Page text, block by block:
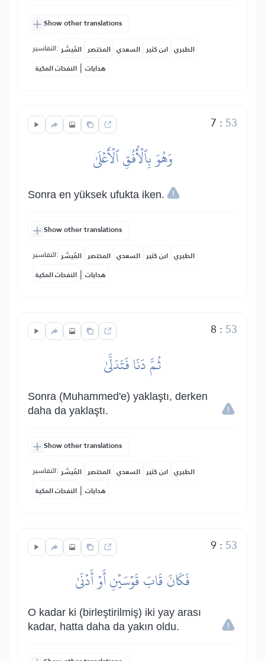
Show other translations
التفاسير: المُيسَّر المختصر السعدي ابن كثير الطبري
النفحات المكية | هدايات
7 : 53
وَهُوَ بِٱلۡأُفُقِ ٱلۡأَعۡلَىٰ
Sonra en yüksek ufukta iken.
Show other translations
التفاسير: المُيسَّر المختصر السعدي ابن كثير الطبري
النفحات المكية | هدايات
8 : 53
ثُمَّ دَنَا فَتَدَلَّىٰ
Sonra (Muhammed'e) yaklaştı, derken
daha da yaklaştı.
Show other translations
التفاسير: المُيسَّر المختصر السعدي ابن كثير الطبري
النفحات المكية | هدايات
9: 53
فَكَانَ قَابَ قَوۡسَيۡنِ أَوۡ أَدۡنَىٰ
O kadar ki (birleştirilmiş) iki yay arası
kadar, hatta daha da yakın oldu.